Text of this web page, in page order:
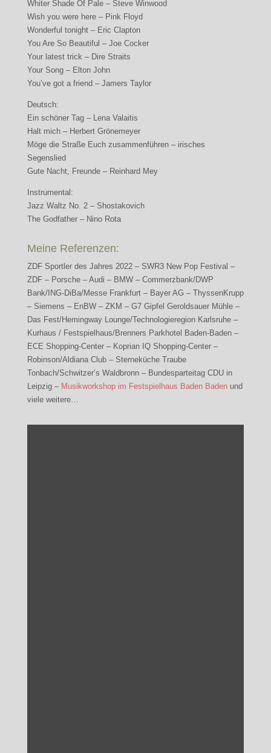
Whiter Shade Of Pale – Steve Winwood
Wish you were here – Pink Floyd
Wonderful tonight – Eric Clapton
You Are So Beautiful – Joe Cocker
Your latest trick – Dire Straits
Your Song – Elton John
You’ve got a friend – Jamers Taylor
Deutsch:
Ein schöner Tag – Lena Valaitis
Halt mich – Herbert Grönemeyer
Möge die Straße Euch zusammenführen – irisches
Segenslied
Gute Nacht, Freunde – Reinhard Mey
Instrumental:
Jazz Waltz No. 2 – Shostakovich
The Godfather – Nino Rota
Meine Referenzen:
ZDF Sportler des Jahres 2022 – SWR3 New Pop Festival –
ZDF – Porsche – Audi – BMW – Commerzbank/DWP
Bank/ING-DiBa/Messe Frankfurt – Bayer AG – ThyssenKrupp
– Siemens – EnBW – ZKM – G7 Gipfel Geroldsauer Mühle –
Das Fest/Hemingway Lounge/Technologieregion Karlsruhe –
Kurhaus / Festspielhaus/Brenners Parkhotel Baden-Baden –
ECE Shopping-Center – Koprian IQ Shopping-Center –
Robinson/Aldiana Club – Sterneküche Traube
Tonbach/Schwitzer’s Waldbronn – Bundesparteitag CDU in
Leipzig – Musikworkshop im Festspielhaus Baden Badenund
viele weitere…